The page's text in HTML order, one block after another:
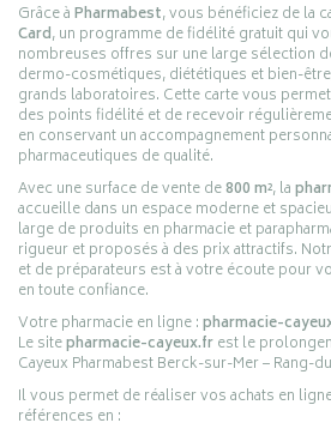
Grâce àPharmabest, vous bénéficiez de la
Card, un programme de fidélité gratuit qui
nombreuses offres sur une large sélection
dermo-cosmétiques, diététiques et bien-
grands laboratoires. Cette carte vous
des points fidélité et de recevoir
en conservant un accompagnement
pharmaceutiques de qualité.
Avec une surface de vente de800 m², la
accueille dans un espace moderne et
large de produits en pharmacie et
rigueur et proposés à des prix attractifs.
et de préparateurs est à votre écoute pour
en toute confiance.
Votre pharmacie en ligne :pharmacie-
Le sitepharmacie-cayeux.frest le
Cayeux Pharmabest Berck-sur-Mer – Rang-
Il vous permet de réaliser vos achats en
références en :